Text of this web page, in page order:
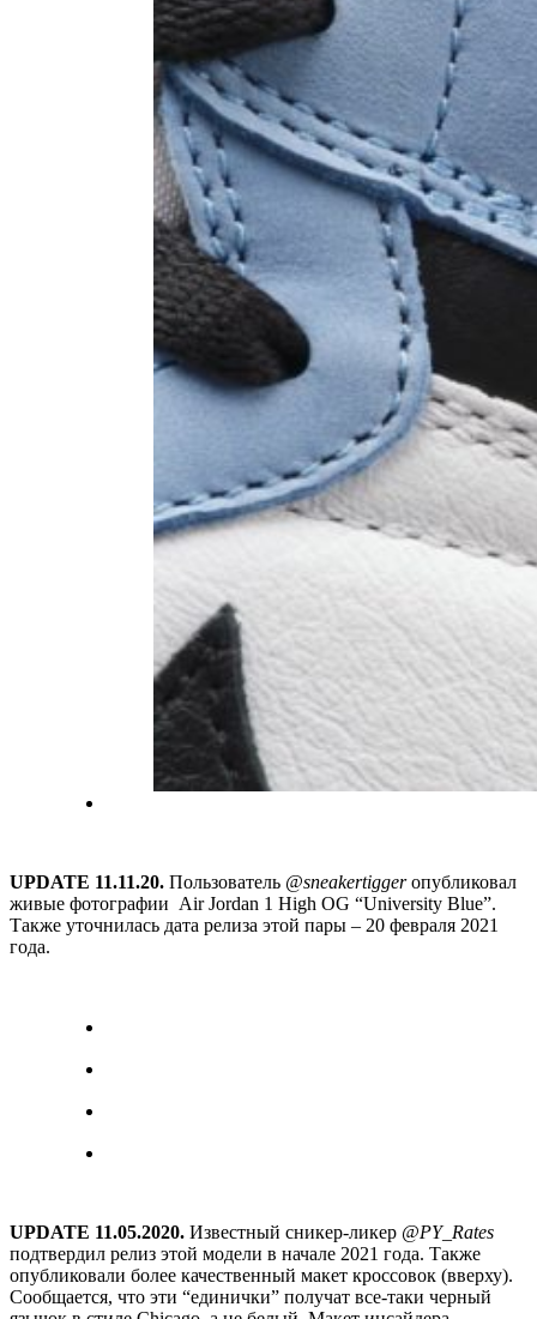
UPDATE 11.11.20. Пользователь @sneakertiggerопубликовал
живые фотографии Air Jordan 1 High OG “University Blue”.
Также уточнилась дата релиза этой пары – 20 февраля 2021
года.
UPDATE 11.05.2020. Известный сникер-ликер @PY_Rates
подтвердил релиз этой модели в начале 2021 года. Также
опубликовали более качественный макет кроссовок (вверху).
Сообщается, что эти “единички” получат все-таки черный